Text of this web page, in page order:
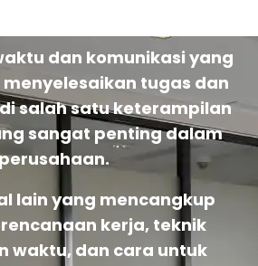
dan komunikasi yang
tugas dan
salah satu keterampilan
sangat penting dalam
lain yang mencangkup
kerja, teknik
waktu, dan cara untuk